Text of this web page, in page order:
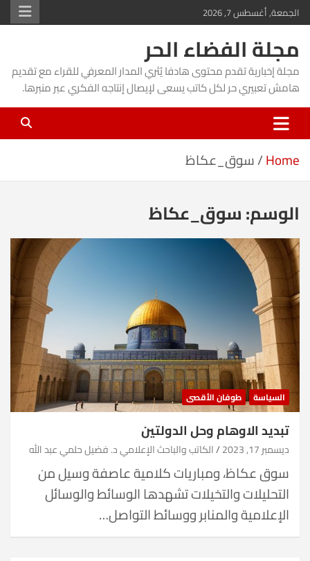
Skip
to
content
الجمعة, أغسطس 7, 2026
مجلة الفضاء الحر
مجلة إخبارية تقدم محتوى هادفا يُثري المدار المعرفي للقراء مع تقديم
هامش تعبيري حر لكل كاتب يسعى لإيصال إنتاجه الفكري عبر منبرها.
Home سوق_عكاظ
الوسم:سوق_عكاظ
السياسة طوفان الأقصى
تبديد الاوهام وحل الدولتين
ديسمبر 17, 2023 الكاتب والباحث الإعلامي د. فضيل حلمي عبد الله
سوق عكاظ، ومباريات كلامية عاصفة وسيل من
التحليلات والتخيلات تشهدها الوسائط والوسائل
الإعلامية والمنابر ووسائط التواصل…